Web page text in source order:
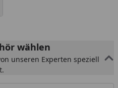
wählen
unseren Experten speziell